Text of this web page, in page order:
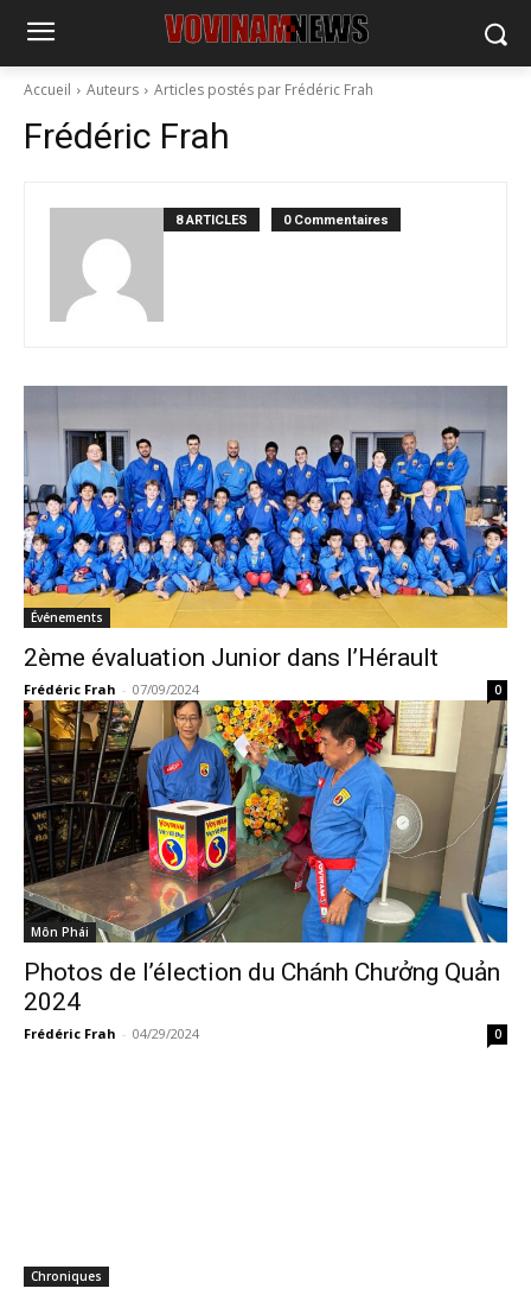
Accueil Auteurs Articles postés par Frédéric Frah
Frédéric Frah
8 ARTICLES 0 Commentaires
Événements
2ème évaluation Junior dans l’Hérault
Frédéric Frah - 07/09/2024 0
Môn Phái
Photos de l’élection du Chánh Chưởng Quản
2024
Frédéric Frah - 04/29/2024 0
Chroniques